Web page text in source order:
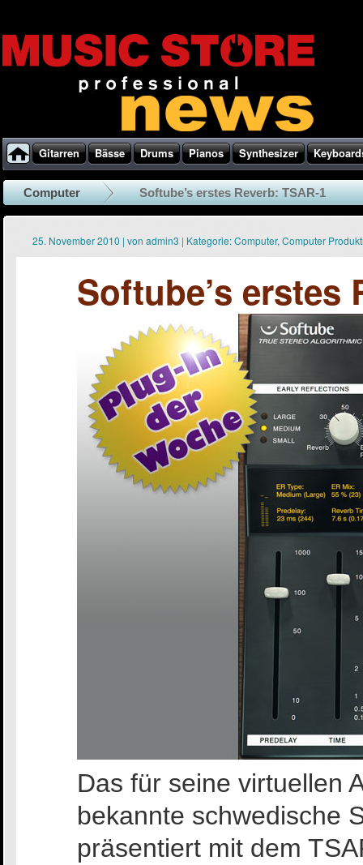
Gitarren Bässe Drums Pianos Synthesizer
Computer Softube’s erstes Reverb: TSAR-1
25. November 2010 | von admin3 | Kategorie:Computer, Computer
Softube’s erstes
Das für seine virtuellen
bekannte schwedische
präsentiert mit dem